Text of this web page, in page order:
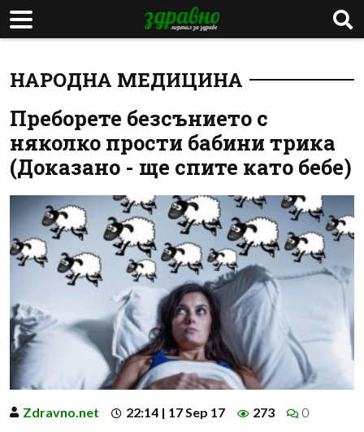
НАРОДНА МЕДИЦИНА
Преборете безсънието с
няколко прости бабини трика
(Доказано - ще спите като бебе)
Zdravno.net 22:14 | 17 Sep 17 273 0